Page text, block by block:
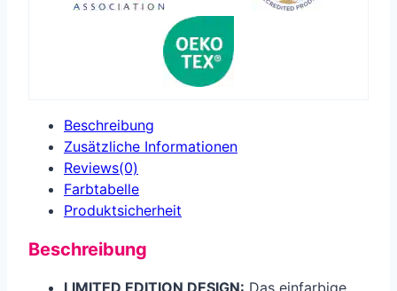
Beschreibung
Zusätzliche Informationen
Reviews(0)
Farbtabelle
Produkt­sicherheit
Beschreibung